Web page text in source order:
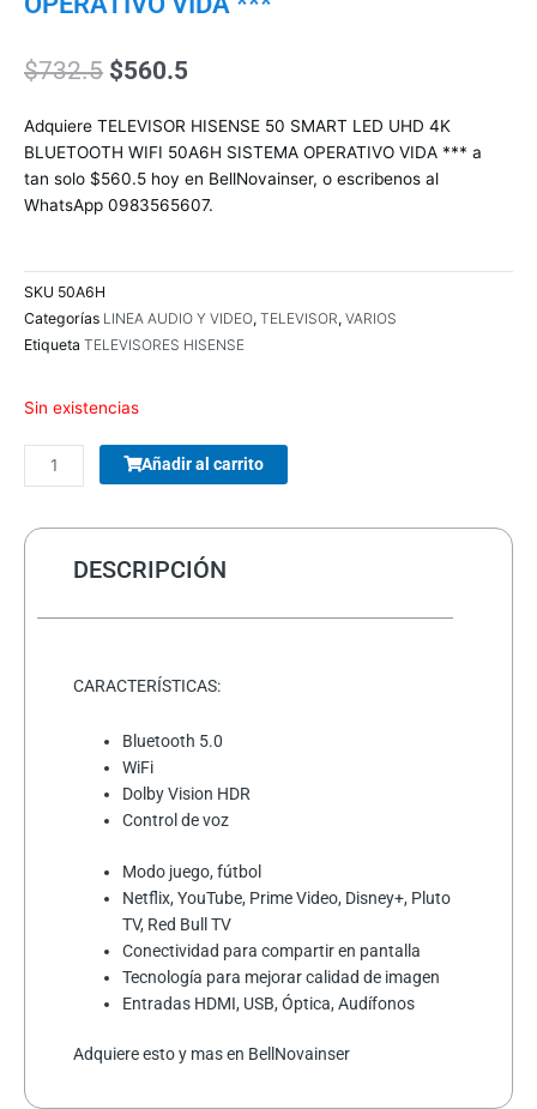
$732.5 El
original
era:
$732.5.
$560.5El
actual
es:
$560.5.
Adquiere TELEVISOR HISENSE 50 SMART LED UHD 4K
BLUETOOTH WIFI 50A6H SISTEMA OPERATIVO VIDA *** a
tan solo $560.5 hoy en BellNovainser, o escribenos al
WhatsApp 0983565607.
SKU 50A6H
Categorías LINEA AUDIO Y VIDEO, TELEVISOR, VARIOS
Etiqueta TELEVISORES HISENSE
Sin existencias
COMBO
TECLADO/MOUSE
178990
INALAMBRICO
Añadir al carrito
DESCRIPCIÓN
CARACTERÍSTICAS:
Bluetooth 5.0
WiFi
Dolby Vision HDR
Control de voz
Modo juego, fútbol
Netflix, YouTube, Prime Video, Disney+, Pluto
TV, Red Bull TV
Conectividad para compartir en pantalla
Tecnología para mejorar calidad de imagen
Entradas HDMI, USB, Óptica, Audífonos
Adquiere esto y mas en BellNovainser